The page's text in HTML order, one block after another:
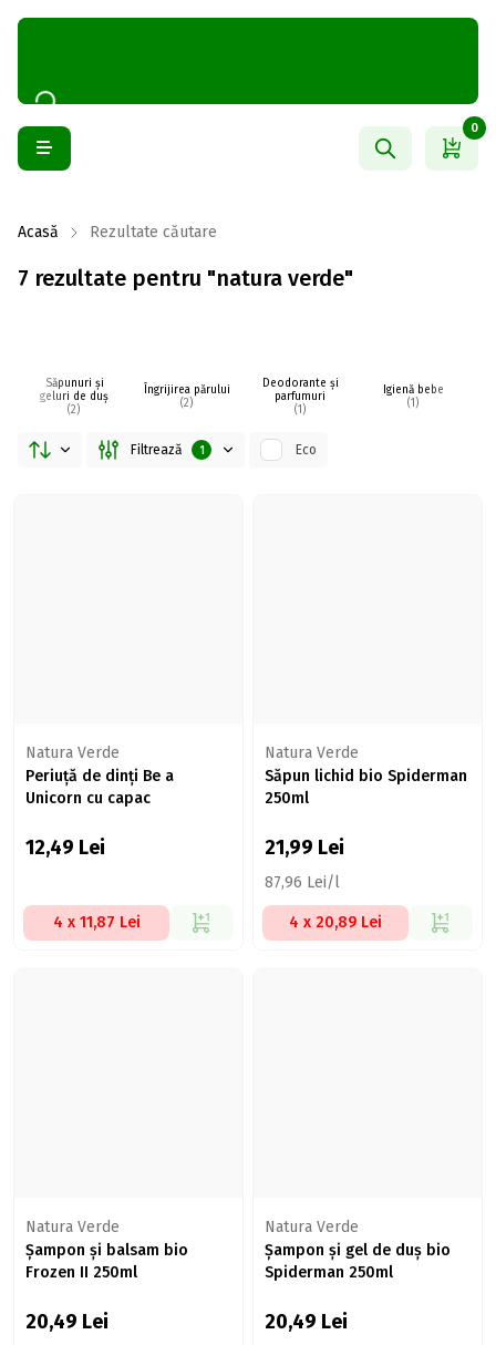
0
Acasă Rezultate căutare
7 rezultate pentru "natura verde"
Săpunuri și
geluri de duș
(2)
Îngrijirea părului
(2)
Deodorante și
parfumuri
(1)
Igienă bebe
(1)
Filtrează 1 Eco
Natura Verde
Periuță de dinți Be a
Unicorn cu capac
12,49 Lei
4 x 11,87 Lei
Natura Verde
Săpun lichid bio Spiderman
250ml
21,99 Lei
87,96 Lei/l
4 x 20,89 Lei
Natura Verde
Șampon și balsam bio
Frozen II 250ml
20,49 Lei
Natura Verde
Șampon și gel de duș bio
Spiderman 250ml
20,49 Lei